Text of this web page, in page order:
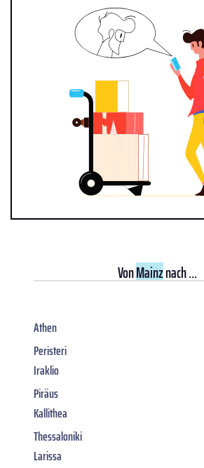
VonMainznach ...
Athen
Peristeri
Iraklio
Piräus
Kallithea
Thessaloniki
Larissa